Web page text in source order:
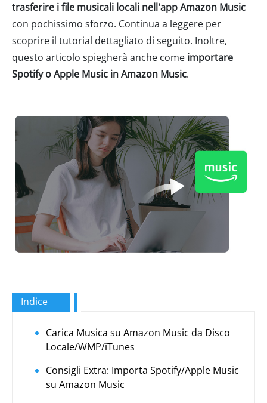
trasferire i file musicali locali nell'app Amazon Music
con pochissimo sforzo. Continua a leggere per
scoprire il tutorial dettagliato di seguito. Inoltre,
questo articolo spiegherà anche come importare
Spotify o Apple Music in Amazon Music.
Indice
Carica Musica su Amazon Music da Disco
Locale/WMP/iTunes
Consigli Extra: Importa Spotify/Apple Music
su Amazon Music